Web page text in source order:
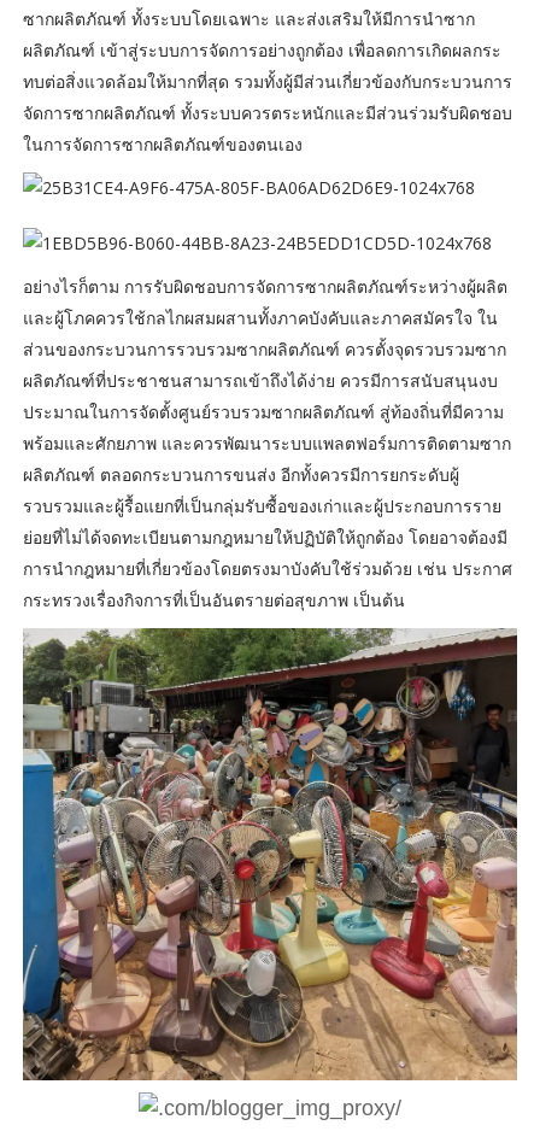
ซากผลิตภัณฑ์ ทั้งระบบโดยเฉพาะ และส่งเสริมให้มีการนำซาก
ผลิตภัณฑ์ เข้าสู่ระบบการจัดการอย่างถูกต้อง เพื่อลดการเกิดผลกระ
ทบต่อสิ่งแวดล้อมให้มากที่สุด รวมทั้งผู้มีส่วนเกี่ยวข้องกับกระบวนการ
จัดการซากผลิตภัณฑ์ ทั้งระบบควรตระหนักและมีส่วนร่วมรับผิดชอบ
ในการจัดการซากผลิตภัณฑ์ของตนเอง
อย่างไรก็ตาม การรับผิดชอบการจัดการซากผลิตภัณฑ์ระหว่างผู้ผลิต
และผู้โภคควรใช้กลไกผสมผสานทั้งภาคบังคับและภาคสมัครใจ ใน
ส่วนของกระบวนการรวบรวมซากผลิตภัณฑ์ ควรตั้งจุดรวบรวมซาก
ผลิตภัณฑ์ที่ประชาชนสามารถเข้าถึงได้ง่าย ควรมีการสนับสนุนงบ
ประมาณในการจัดตั้งศูนย์รวบรวมซากผลิตภัณฑ์ สู่ท้องถิ่นที่มีความ
พร้อมและศักยภาพ และควรพัฒนาระบบแพลตฟอร์มการติดตามซาก
ผลิตภัณฑ์ ตลอดกระบวนการขนส่ง อีกทั้งควรมีการยกระดับผู้
รวบรวมและผู้รื้อแยกที่เป็นกลุ่มรับซื้อของเก่าและผู้ประกอบการราย
ย่อยที่ไม่ได้จดทะเบียนตามกฎหมายให้ปฏิบัติให้ถูกต้อง โดยอาจต้องมี
การนำกฎหมายที่เกี่ยวข้องโดยตรงมาบังคับใช้ร่วมด้วย เช่น ประกาศ
กระทรวงเรื่องกิจการที่เป็นอันตรายต่อสุขภาพ เป็นต้น